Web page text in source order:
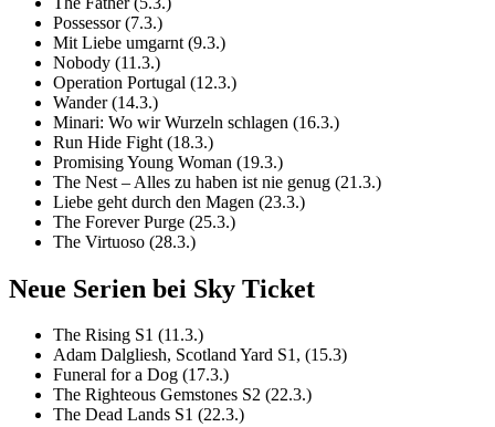
Possessor (7.3.)
Mit Liebe umgarnt (9.3.)
Nobody (11.3.)
Operation Portugal (12.3.)
Wander (14.3.)
Minari: Wo wir Wurzeln schlagen (16.3.)
Run Hide Fight (18.3.)
Promising Young Woman (19.3.)
The Nest – Alles zu haben ist nie genug (21.3.)
Liebe geht durch den Magen (23.3.)
The Forever Purge (25.3.)
The Virtuoso (28.3.)
Neue Serien bei Sky Ticket
The Rising S1 (11.3.)
Adam Dalgliesh, Scotland Yard S1, (15.3)
Funeral for a Dog (17.3.)
The Righteous Gemstones S2 (22.3.)
The Dead Lands S1 (22.3.)